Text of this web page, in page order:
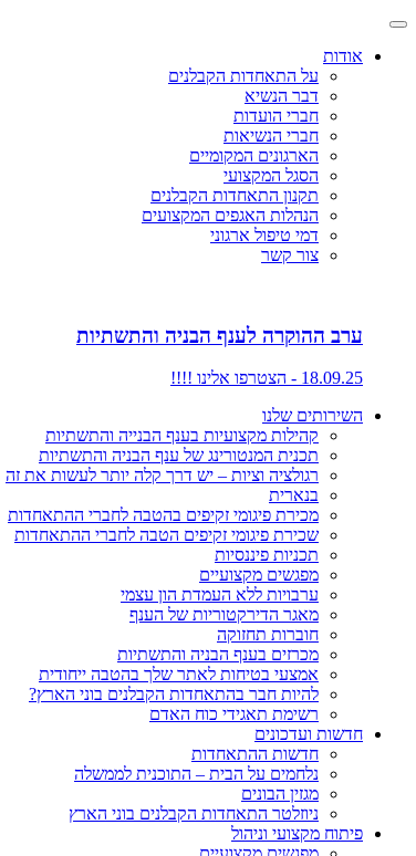
אודות
על התאחדות הקבלנים
דבר הנשיא
חברי הועדות
חברי הנשיאות
הארגונים המקומיים
הסגל המקצועי
תקנון התאחדות הקבלנים
הנהלות האגפים המקצועים
דמי טיפול ארגוני
צור קשר
ערב ההוקרה לענף הבניה והתשתיות
18.09.25 - הצטרפו אלינו !!!!
השירותים שלנו
קהילות מקצועיות בענף הבנייה והתשתיות
תכנית המנטורינג של ענף הבניה והתשתיות
רגולציה וציות – יש דרך קלה יותר לעשות את זה
בנארית
מכירת פיגומי זקיפים בהטבה לחברי ההתאחדות
שכירת פיגומי זקיפים הטבה לחברי ההתאחדות
תכניות פיננסיות
מפגשים מקצועיים
ערבויות ללא העמדת הון עצמי
מאגר הדירקטוריות של הענף
חוברות תחזוקה
מכרזים בענף הבניה והתשתיות
אמצעי בטיחות לאתר שלך בהטבה ייחודית
להיות חבר בהתאחדות הקבלנים בוני הארץ?
רשימת תאגידי כוח האדם
חדשות ועדכונים
חדשות ההתאחדות
נלחמים על הבית – התוכנית לממשלה
מגזין הבונים
ניוזלטר התאחדות הקבלנים בוני הארץ
פיתוח מקצועי וניהול